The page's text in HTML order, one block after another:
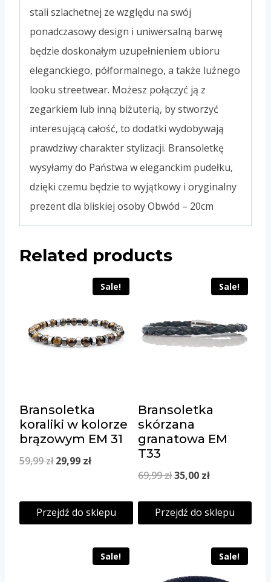
stali szlachetnej ze względu na swój
ponadczasowy design i uniwersalną barwę
będzie doskonałym uzupełnieniem ubioru
eleganckiego, półformalnego, a także luźnego
looku streetwear. Możesz połączyć ją z
zegarkiem lub inną biżuterią, by stworzyć
interesującą całość, to dodatki wydobywają
prawdziwy charakter stylizacji. Bransoletkę
wysyłamy do Państwa w eleganckim pudełku,
dzięki czemu będzie to wyjątkowy i oryginalny
prezent dla bliskiej osoby Obwód – 20cm
Related products
Sale!
Bransoletka
koraliki w kolorze
brązowym EM 31
59,99zł Original
was:
59,99 zł.
29,99 złCurrent
is:
29,99 zł.
Przejdź do sklepu
Sale!
Bransoletka
skórzana
granatowa EM
T33
69,99złOriginal
was:
35,00 złCurrent
is:
Przejdź do sklepu
Sale! Sale!